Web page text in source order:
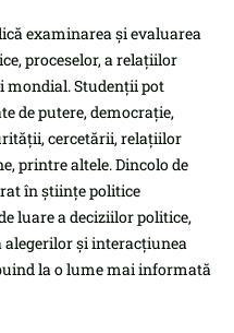
examinarea și evaluarea
proceselor, a relațiilor
mondial. Studenții pot
de putere, democrație,
cercetării, relațiilor
printre altele. Dincolo de
în științe politice
luare a deciziilor politice,
și interacțiunea
la o lume mai informată